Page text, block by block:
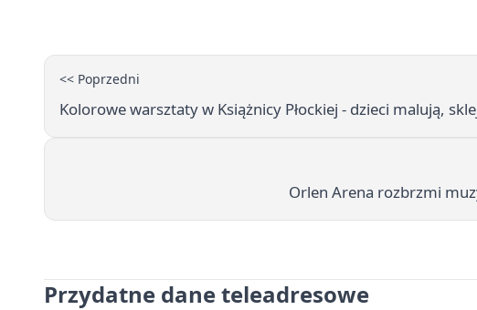
<< Poprzedni
Kolorowe warsztaty w Książnicy Płockiej - dzieci malują,
Orlen Arena rozbrzmi
Przydatne dane teleadresowe